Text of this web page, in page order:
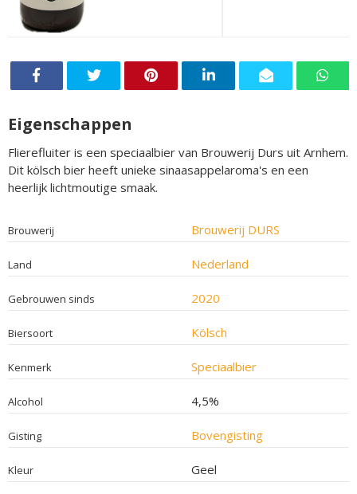
Eigenschappen
Flierefluiter is een speciaalbier van Brouwerij Durs uit Arnhem.
Dit kölsch bier heeft unieke sinaasappelaroma's en een
heerlijk lichtmoutige smaak.
Brouwerij Brouwerij DURS
Land Nederland
Gebrouwen sinds 2020
Biersoort Kölsch
Kenmerk Speciaalbier
Alcohol 4,5%
Gisting Bovengisting
Kleur Geel